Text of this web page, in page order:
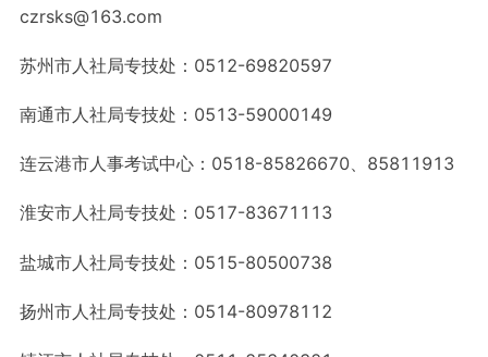
czrsks@163.com
苏州市人社局专技处：0512-69820597
南通市人社局专技处：0513-59000149
连云港市人事考试中心：0518-85826670、85811913
淮安市人社局专技处：0517-83671113
盐城市人社局专技处：0515-80500738
扬州市人社局专技处：0514-80978112